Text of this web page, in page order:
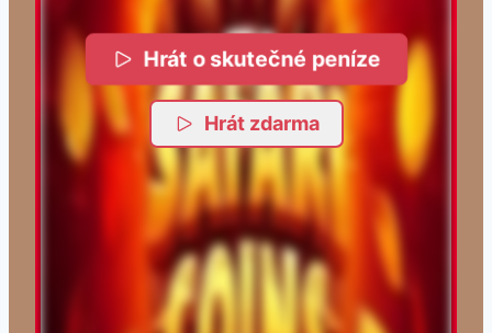
Hrát o skutečné peníze
Hrát zdarma